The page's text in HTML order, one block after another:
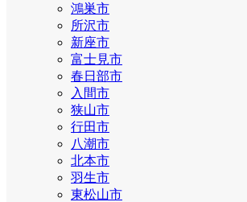
鴻巣市
所沢市
新座市
富士見市
春日部市
入間市
狭山市
行田市
八潮市
北本市
羽生市
東松山市